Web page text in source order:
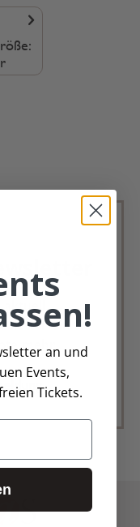
ein &
mehran und
Events,
Tickets.